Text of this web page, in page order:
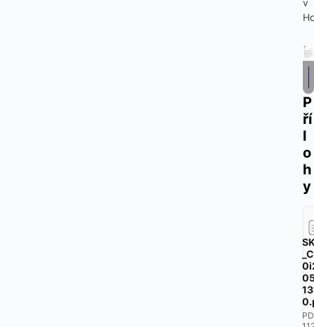
P
ří
l
o
h
y